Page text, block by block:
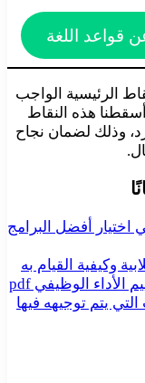
قواعد اللغة
الرئيسية الواجب
هذه النقاط
وذلك لضمان نجاح
اختيار أفضل البرامج
وكيفية القيام به
يتم توجيهه فيها